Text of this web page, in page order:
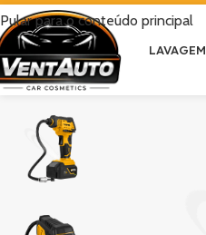
Pular para o conteúdo principal
LAVAGEM